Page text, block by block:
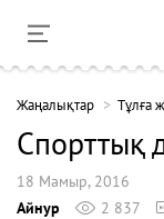
Жаңалықтар Тұлға
Спорттық
18 Мамыр, 2016
Айнур
2 837